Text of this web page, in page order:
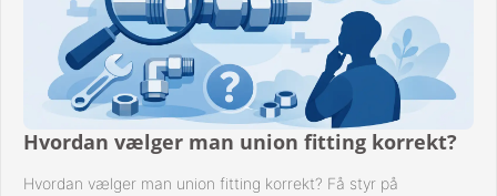
Hvordan vælger man union fitting korrekt?
Hvordan vælger man union fitting korrekt? Få styr på